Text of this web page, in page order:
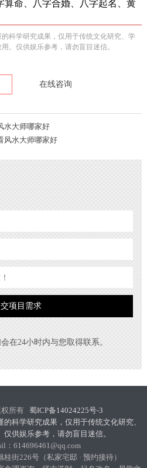
算命、八字合婚、八字起名、黄
的科学研究成果，仅用于传统文化研究、学
。仅供娱乐参考，请勿盲目迷信。
在线咨询
水大师哪家好
风水大师哪家好
在24小时内与您取得联系。
权所有 蜀ICP备14024225号-3
的科学研究成果，仅用于传统文化研究、
供娱乐参考，请勿盲目迷信。
：614696461@qq.com
街226号（私家宅邸 · 预约接待）